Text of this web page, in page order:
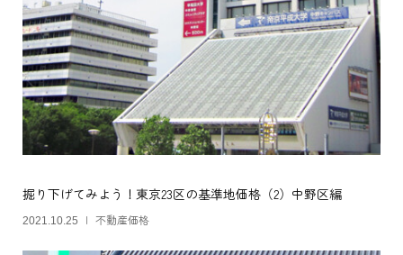
掘り下げてみよう！東京23区の基準地価格（2）中野区編
2021.10.25 不動産価格